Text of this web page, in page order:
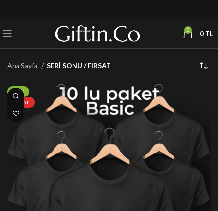
0 0 TL
Ana Sayfa SERİ SONU / FIRSAT
-50%
FIRSAT